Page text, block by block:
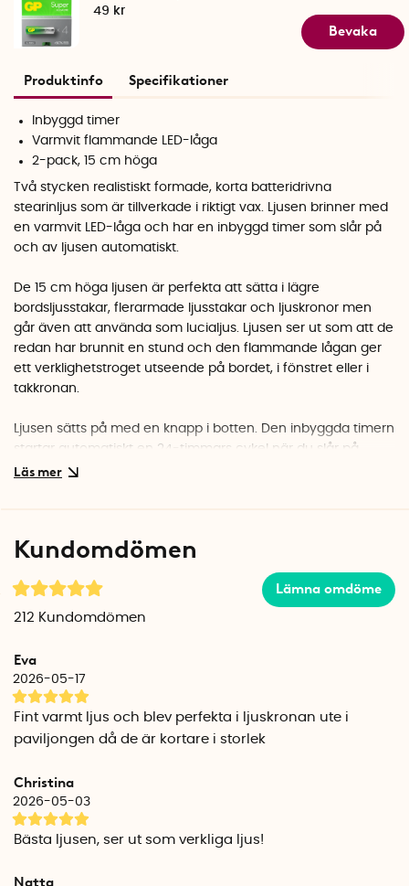
49 kr
Bevaka
Produktinfo Specifikationer
Inbyggd timer
Varmvit flammande LED-låga
2-pack, 15 cm höga
Två stycken realistiskt formade, korta batteridrivna
stearinljus som är tillverkade i riktigt vax. Ljusen brinner med
en varmvit LED-låga och har en inbyggd timer som slår på
och av ljusen automatiskt.
De 15 cm höga ljusen är perfekta att sätta i lägre
bordsljusstakar, flerarmade ljusstakar och ljuskronor men
går även att använda som lucialjus. Ljusen ser ut som att de
redan har brunnit en stund och den flammande lågan ger
ett verklighetstroget utseende på bordet, i fönstret eller i
takkronan.
Ljusen sätts på med en knapp i botten. Den inbyggda timern
startar automatiskt en 24-timmars cykel när du slår på
ljusen. När du tänder ljusen lyser de i 6 timmar, därefter är
Stearinljusens energisnåla LED-lampa drivs av 2 st AA-
är ca en månads användning med den inbyggda timern.
Kundomdömen
Lämna omdöme
212 Kundomdömen
Eva
2026-05-17
Fint varmt ljus och blev perfekta i ljuskronan ute i
paviljongen då de är kortare i storlek
Christina
2026-05-03
Bästa ljusen, ser ut som verkliga ljus!
Natta